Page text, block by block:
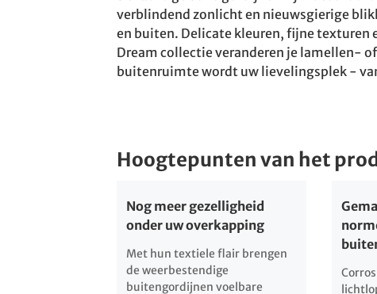
verblindend zonlicht en nieuwsgierige
en buiten. Delicate kleuren, fijne texturen
Dream collectie veranderen je lamellen-
buitenruimte wordt uw lievelingsplek -
Hoogtepunten van het
Nog meer gezelligheid
onder uw overkapping
Met hun textiele flair brengen
de weerbestendige
buitengordijnen voelbare